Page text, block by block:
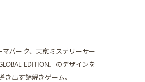
パーク、東京ミステリーサー
EDITION』のデザインを
出す謎解きゲーム。